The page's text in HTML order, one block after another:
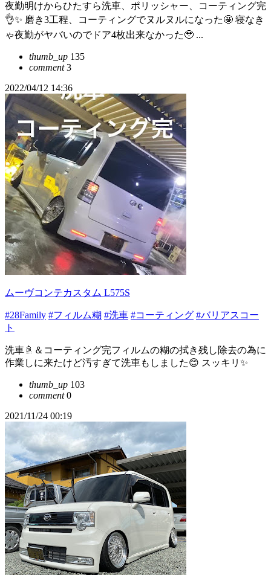
夜勤明けからひたすら洗車、ポリッシャー、コーティング完
👌✨ 磨き3工程、コーティングでヌルヌルになった🤩 寝なき
ゃ夜勤がヤバいのでドア4枚出来なかった🥹 ...
thumb_up 135
comment3
2022/04/12 14:36
ムーヴコンテカスタム L575S
#28Family #フィルム糊 #洗車 #コーティング #バリアスコー
ト
洗車🚿＆コーティング完フィルムの糊の拭き残し除去の為に
作業しに来たけど汚すぎて洗車もしました😊 スッキリ✨
thumb_up 103
comment0
2021/11/24 00:19